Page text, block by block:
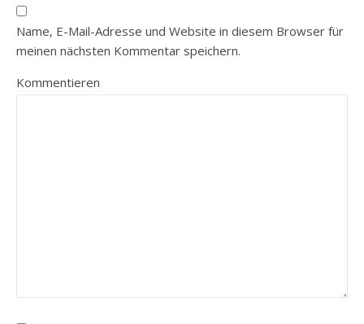
Name, E-Mail-Adresse und Website in diesem Browser für
meinen nächsten Kommentar speichern.
Kommentieren